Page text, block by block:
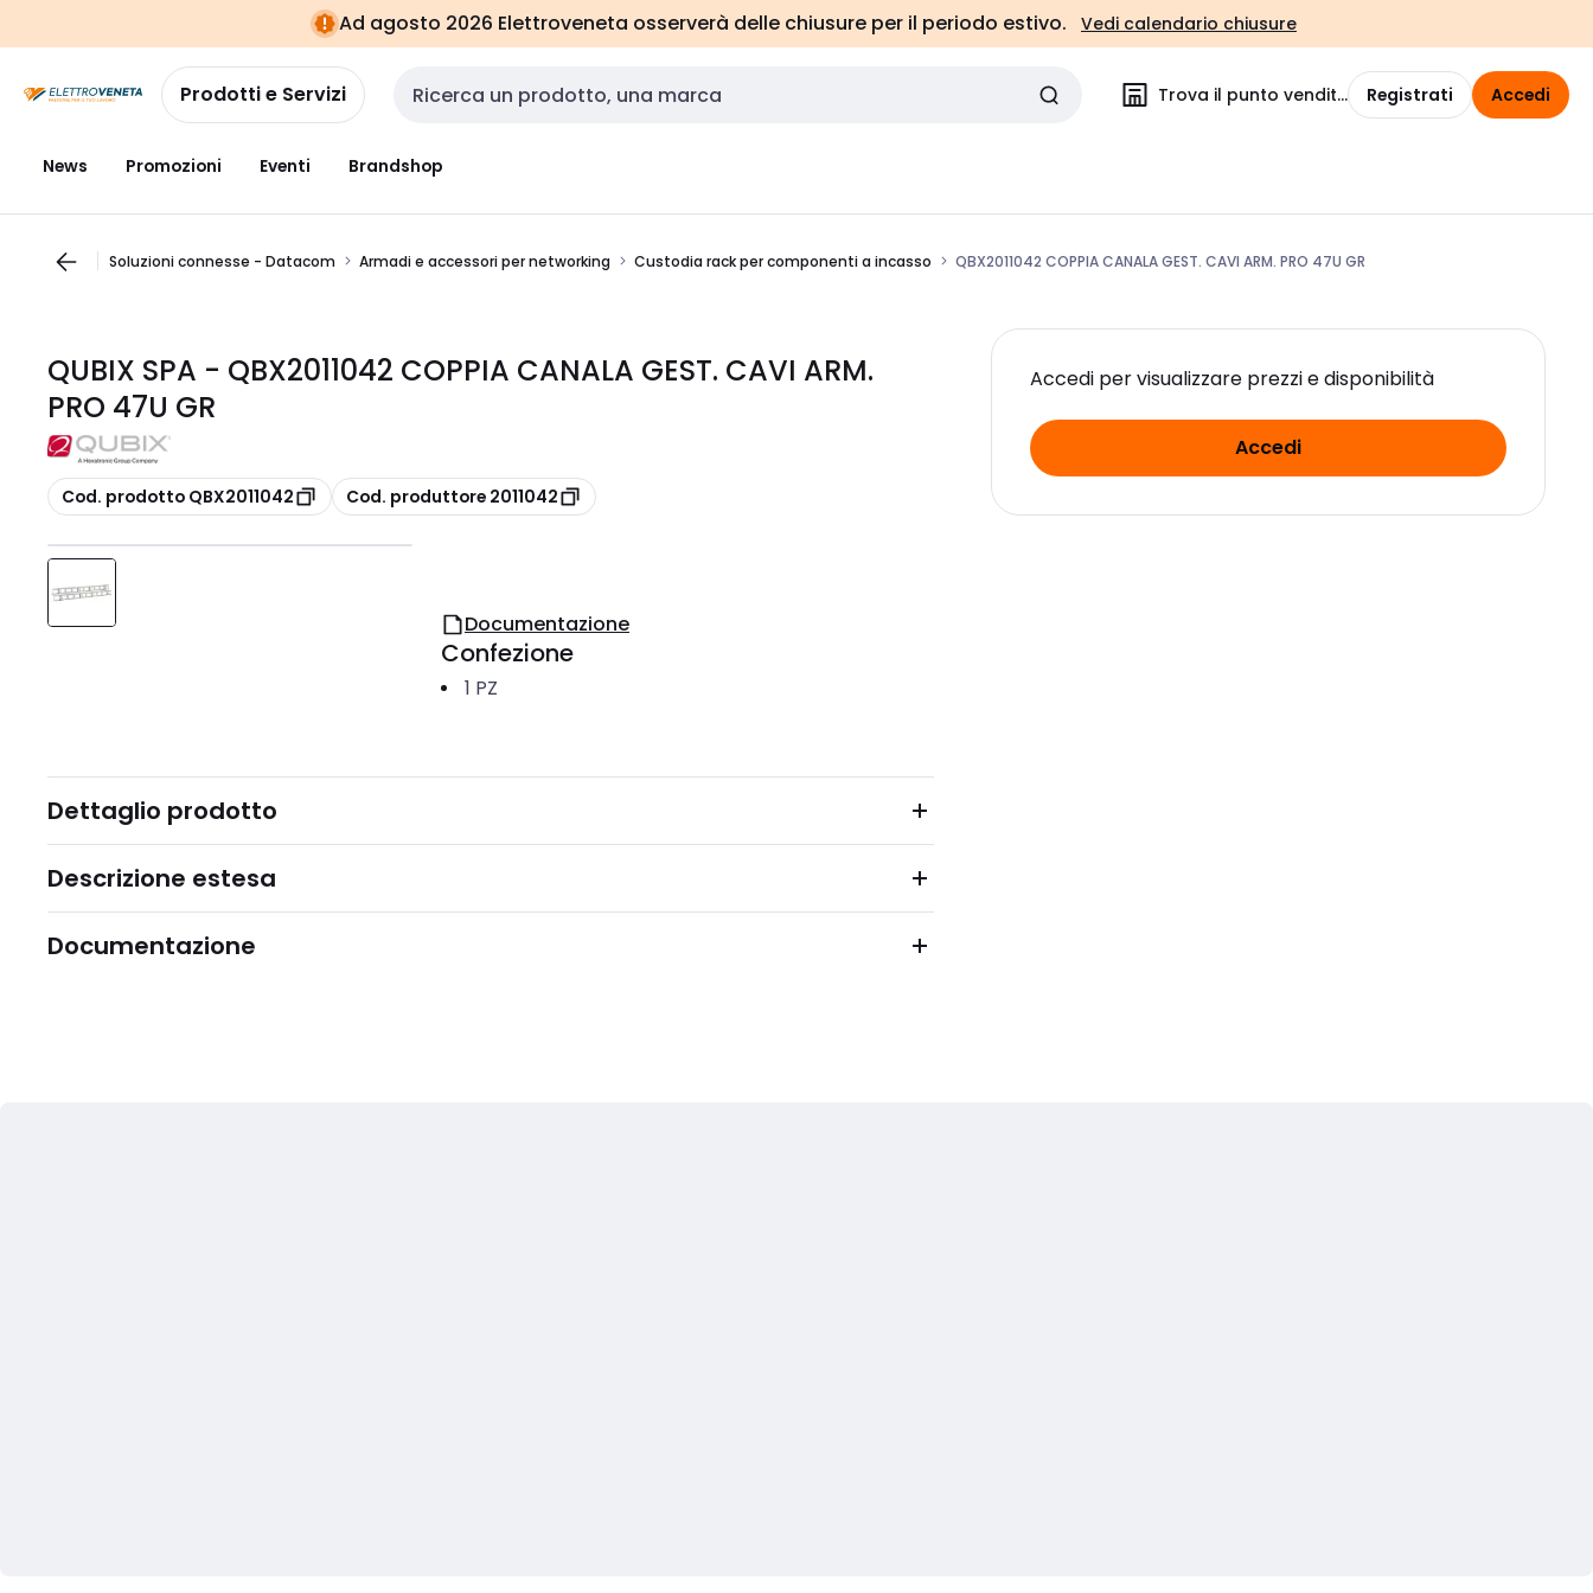
navigazionealla
pagina
Ad agosto 2026 Elettroveneta osserverà delle chiusure per il periodo estivo. Vedi calendario chiusure
Prodotti e Servizi Cerca input Trova il punto vendita Registrati Accedi
News Promozioni Eventi Brandshop
Soluzioni connesse - Datacom Armadi e accessori per networking Custodia rack per componenti a incasso QBX2011042 COPPIA CANALA GEST. CAVI ARM. PRO 47U GR
QUBIX SPA - QBX2011042 COPPIA CANALA GEST. CAVI ARM.
PRO 47U GR
copia
Cod. prodotto QBX2011042 copia
Cod. produttore 2011042
Accedi per visualizzare prezzi e disponibilità
Accedi
Documentazione
Confezione
1 PZ
Dettaglio prodotto
Descrizione estesa
Documentazione